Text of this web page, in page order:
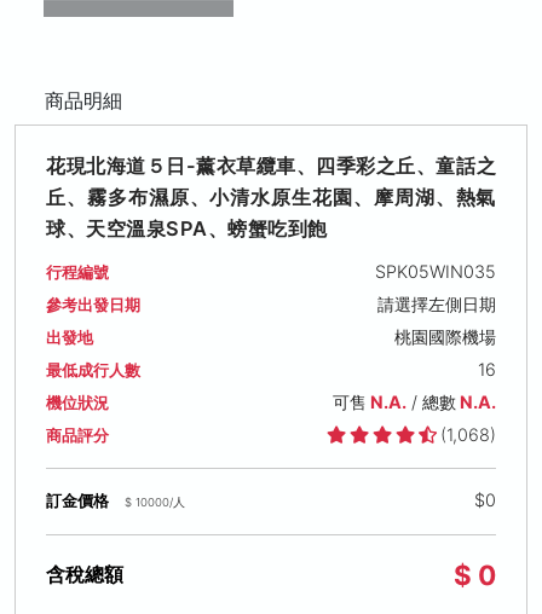
商品明細
花現北海道５日-薰衣草纜車、四季彩之丘、童話之
丘、霧多布濕原、小清水原生花園、摩周湖、熱氣
球、天空溫泉SPA、螃蟹吃到飽
行程編號 SPK05WIN035
參考出發日期 請選擇左側日期
出發地 桃園國際機場
最低成行人數 16
機位狀況 可售 N.A./ 總數N.A.
商品評分 (1,068)
訂金價格 $ 10000/人 $0
含稅總額 $ 0